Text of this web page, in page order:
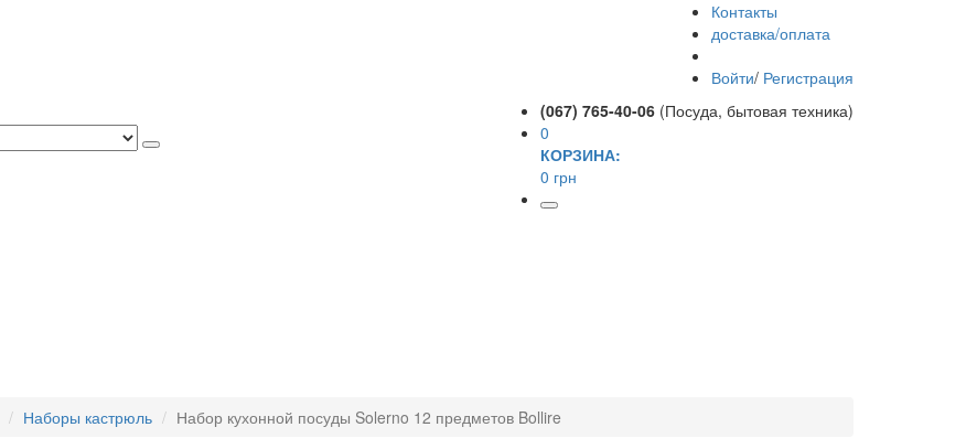
Контакты
доставка/оплата
Войти/ Регистрация
(067) 765-40-06 (Посуда, бытовая техника)
0
КОРЗИНА:
0 грн
Наборы кастрюль Набор кухонной посуды Solerno 12 предметов Bollire